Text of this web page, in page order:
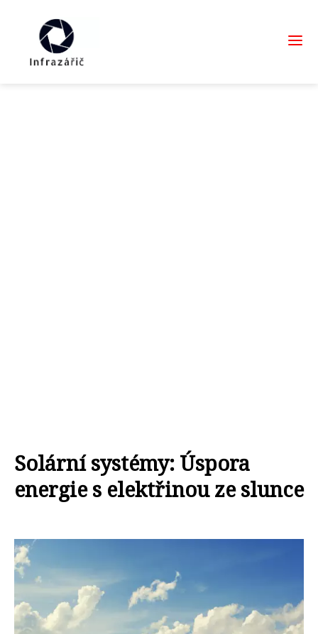
Solární systémy: Úspora
energie s elektřinou ze slunce